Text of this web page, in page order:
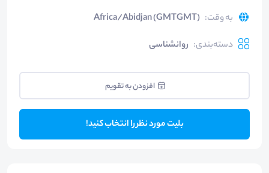
به وقت:
Africa/Abidjan (GMTGMT)
دسته‌بندی: روانشناسی
افزودن به تقویم
بلیت مورد نظر را انتخاب کنید!